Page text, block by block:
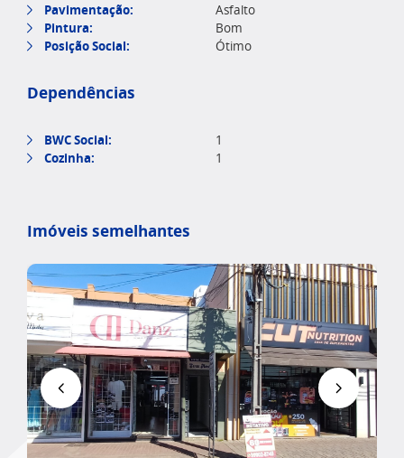
Pavimentação: Asfalto
Pintura: Bom
Posição Social: Ótimo
Dependências
BWC Social: 1
Cozinha: 1
Imóveis semelhantes